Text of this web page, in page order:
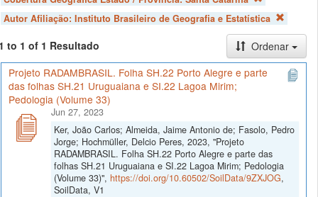
Autor Afiliação: Instituto Brasileiro de Geografia e Estatística
to 1 of 1 Resultado
Ordenar
Projeto RADAMBRASIL. Folha SH.22 Porto Alegre e parte
das folhas SH.21 Uruguaiana e SI.22 Lagoa Mirim;
Pedologia (Volume 33)
Jun 27, 2023
Ker, João Carlos; Almeida, Jaime Antonio de; Fasolo, Pedro
Jorge; Hochmüller, Delcio Peres, 2023, "Projeto
RADAMBRASIL. Folha SH.22 Porto Alegre e parte das
folhas SH.21 Uruguaiana e SI.22 Lagoa Mirim; Pedologia
(Volume 33)", https://doi.org/10.60502/SoilData/9ZXJOG,
SoilData, V1